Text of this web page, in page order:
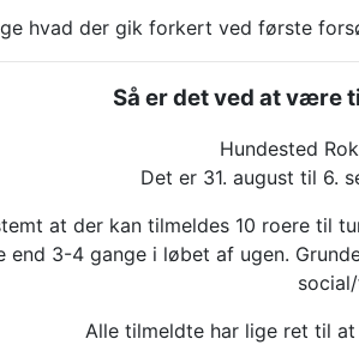
hvad der gik forkert ved første
Så er det ved at være
Hundested
Det er 31. august til 6.
at der kan tilmeldes 10 roere til
end 3-4 gange i løbet af ugen.
Alle tilmeldte har lige ret til